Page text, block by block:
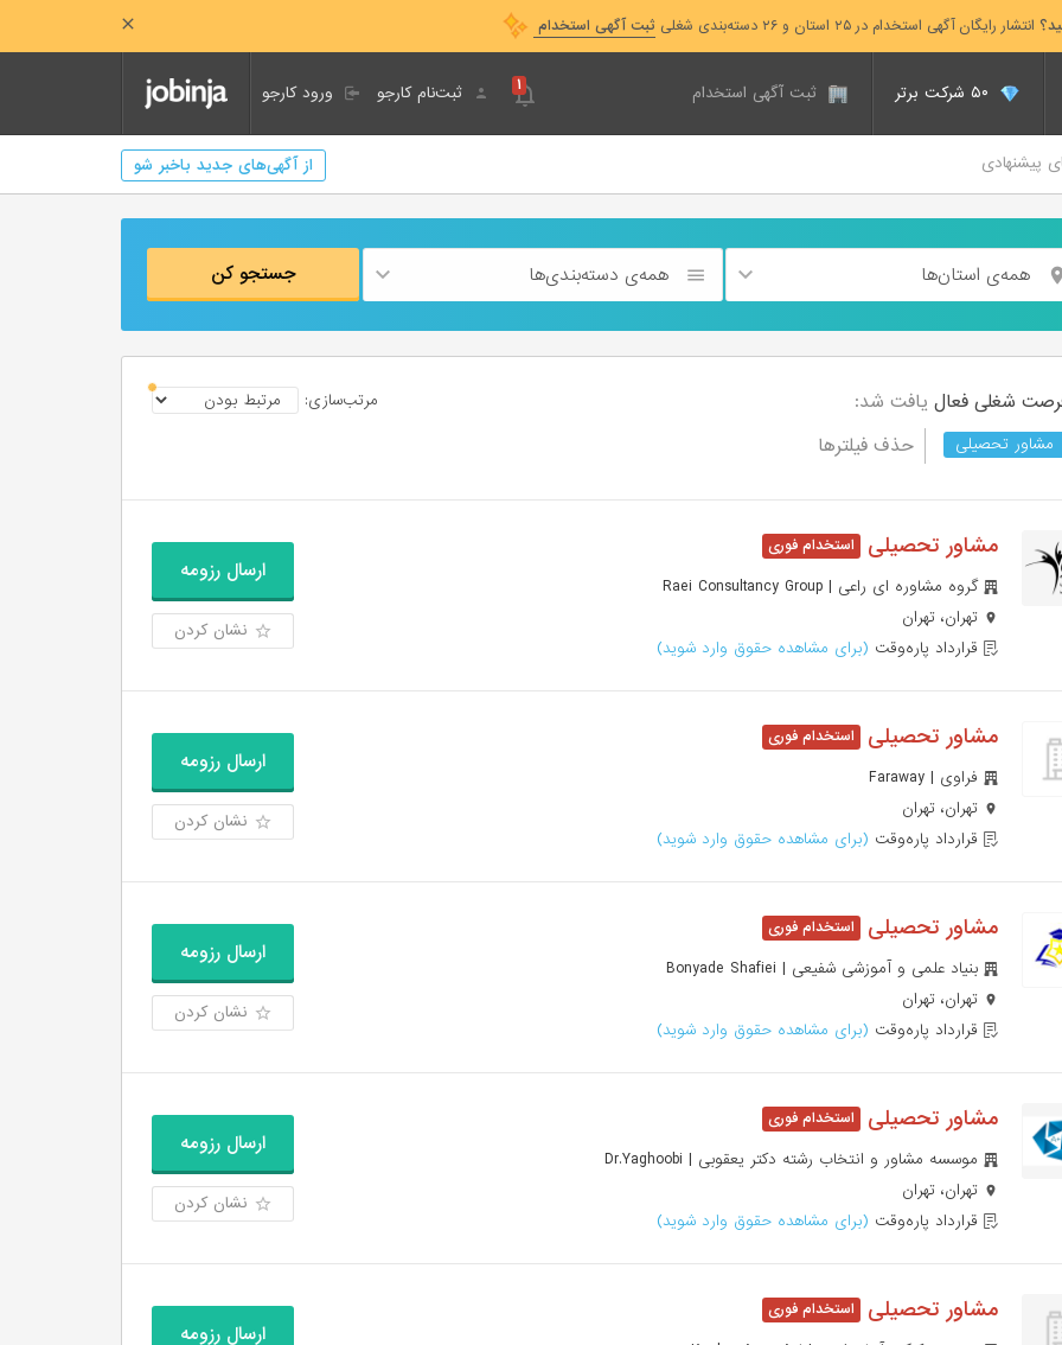
انتشار رایگان آگهی استخدام در ۲۵ استان و ۲۶ دسته‌بندی شغلی ثبت آگهی استخدام
ثبت آگهی استخدام ورود کارجو ثبت‌نام کارجو ۱
پیشنهادی از آگهی‌های جدید باخبر شو
همه‌ی استان‌ها همه‌ی دسته‌بندی‌ها جستجو کن
فعال یافت شد:
مرتب‌سازی:
مشاور تحصیلی
حذف فیلترها
مشاور تحصیلی
گروه مشاوره ای راعی | Raei Consultancy Group
تهران، تهران
قرارداد پاره‌وقت (برای مشاهده حقوق وارد شوید)
ارسال رزومه
نشان کردن
مشاور تحصیلی
فراوی | Faraway
تهران، تهران
قرارداد پاره‌وقت (برای مشاهده حقوق وارد شوید)
ارسال رزومه
نشان کردن
مشاور تحصیلی
بنیاد علمی و آموزشی شفیعی | Bonyade Shafiei
تهران، تهران
قرارداد پاره‌وقت (برای مشاهده حقوق وارد شوید)
ارسال رزومه
نشان کردن
مشاور تحصیلی
موسسه مشاور و انتخاب رشته دکتر یعقوبی | Dr.Yaghoobi
تهران، تهران
قرارداد پاره‌وقت (برای مشاهده حقوق وارد شوید)
ارسال رزومه
نشان کردن
مشاور تحصیلی
ارسال رزومه